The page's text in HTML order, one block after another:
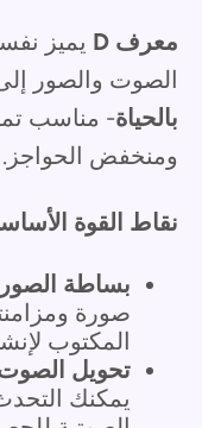
معرف D
يميز
الصوت والصور
بالحياة- مناسب
ومنخفض الحواجز.
نقاط القوة
بساطة الصور
صورة
المكتوب
تحويل
يمكنك